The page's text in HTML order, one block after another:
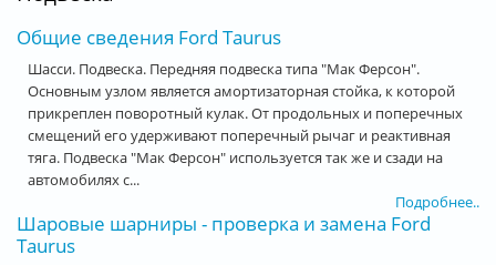
Общие сведения Ford Taurus
Шасси. Подвеска. Передняя подвеска типа "Мак Ферсон".
Основным узлом является амортизаторная стойка, к которой
прикреплен поворотный кулак. От продольных и поперечных
смещений его удерживают поперечный рычаг и реактивная
тяга. Подвеска "Мак Ферсон" используется так же и сзади на
автомобилях с...
Подробнее..
Шаровые шарниры - проверка и замена Ford
Taurus